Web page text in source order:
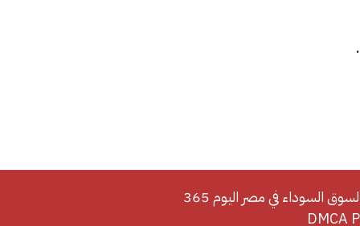
السوداء في مصر اليوم 365
DMCA